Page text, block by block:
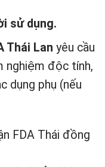
sử dụng.
Thái Lan yêu cầu
nghiệm độc tính,
dụng phụ (nếu
FDA Thái đồng